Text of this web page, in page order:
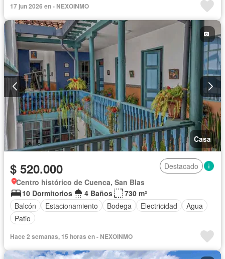
17 jun 2026 en - NEXOINMO
Casa
$ 520.000
Destacado
Centro histórico de Cuenca, San Blas
10 Dormitorios
4 Baños
730 m²
Balcón
Estacionamiento Bodega Electricidad
Agua
Patio
Hace 2 semanas, 15 horas en - NEXOINMO